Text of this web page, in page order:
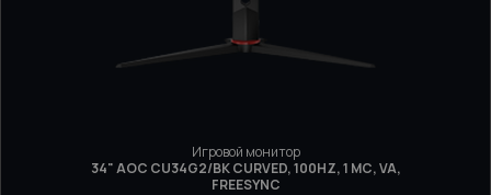
Игровой монитор
34" AOC CU34G2/BK CURVED, 100HZ, 1 МС, VA,
FREESYNC